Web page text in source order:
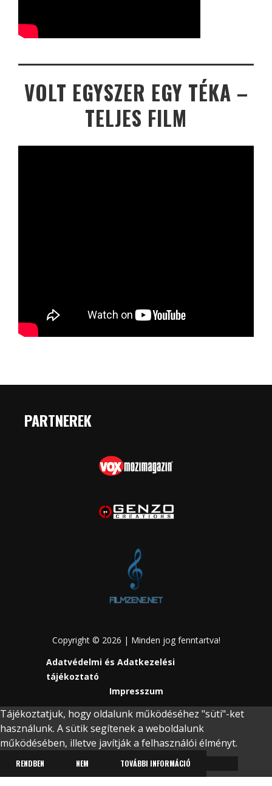
VOLT EGYSZER EGY TÉKA –
TELJES FILM
PARTNEREK
Copyright © 2026 | Minden jog fenntartva!
Adatvédelmi és Adatkezelési
tájékoztató
Impresszum
Tájékoztatjuk, hogy oldalunk működéséhez "süti"-ket
használunk. A sütik segítenek a weboldalunk
működésében, illetve javítják a felhasználói élményt.
RENDBEN NEM TOVÁBBI INFORMÁCIÓ